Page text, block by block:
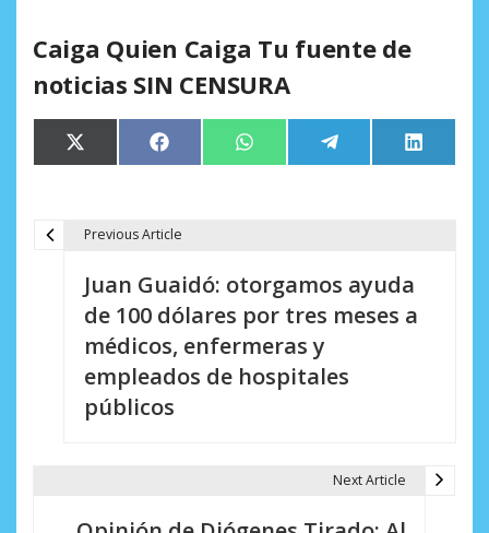
Caiga Quien Caiga Tu fuente de
noticias SIN CENSURA
Compartir
en
X
(Twitter)
Compartir
en
Facebook Compartir
en
WhatsApp Compartir
en
Telegram
en
LinkedIn
Previous Article
Juan Guaidó: otorgamos ayuda
de 100 dólares por tres meses a
médicos, enfermeras y
empleados de hospitales
públicos
Next Article